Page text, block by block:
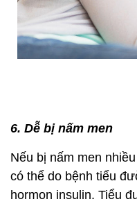
6. Dễ bị nấm men
Nếu bị nấm men
có thể do bệnh tiểu
hormon insulin. Tiểu